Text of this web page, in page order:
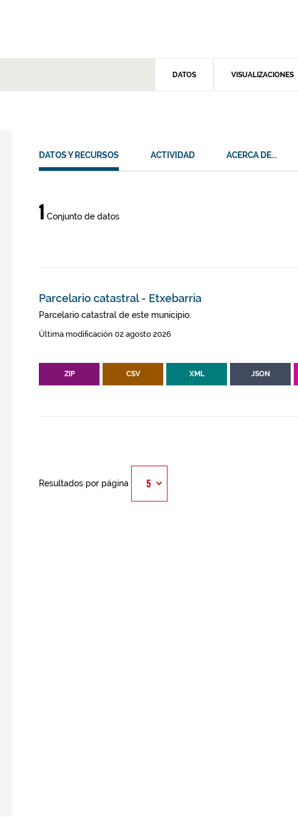
DATOS VISUALIZACIONES
DATOS Y RECURSOS ACTIVIDAD ACERCA DE...
Datos
y
1 Conjunto de datos
Parcelario catastral - Etxebarria
Parcelario catastral de este municipio.
Última modificación 02 agosto 2026
ZIP CSV XML JSON
Resultados por página